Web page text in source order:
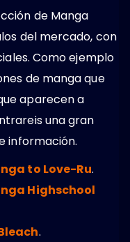
de Manga
del mercado, con
Como ejemplo
de manga que
aparecen a
una gran
información.
to Love-Ru.
Highschool
.